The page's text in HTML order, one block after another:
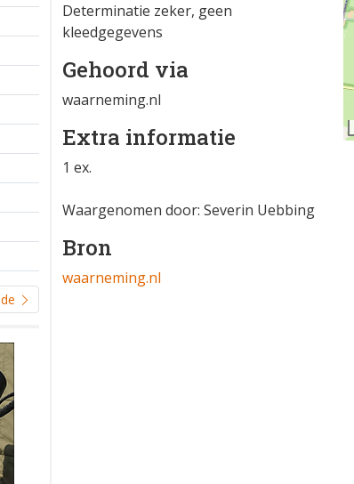
Determinatie zeker, geen
kleedgegevens
Gehoord via
waarneming.nl
Extra informatie
1 ex.
Waargenomen door: Severin Uebbing
Bron
waarneming.nl